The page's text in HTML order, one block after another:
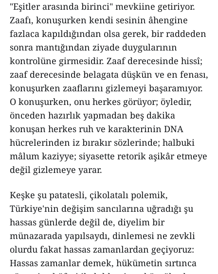
"Eşitler arasında birinci" mevkiine getiriyor.
Zaafı, konuşurken kendi sesinin âhengine
fazlaca kapıldığından olsa gerek, bir raddeden
sonra mantığından ziyade duygularının
kontrolüne girmesidir. Zaaf derecesinde hissî;
zaaf derecesinde belagata düşkün ve en fenası,
konuşurken zaaflarını gizlemeyi başaramıyor.
O konuşurken, onu herkes görüyor; öyledir,
önceden hazırlık yapmadan beş dakika
konuşan herkes ruh ve karakterinin DNA
hücrelerinden iz bırakır sözlerinde; halbuki
mâlum kaziyye; siyasette retorik aşikâr etmeye
değil gizlemeye yarar.
Keşke şu patatesli, çikolatalı polemik,
Türkiye'nin değişim sancılarına uğradığı şu
hassas günlerde değil de, diyelim bir
münazarada yapılsaydı, dinlemesi ne zevkli
olurdu fakat hassas zamanlardan geçiyoruz:
Hassas zamanlar demek, hükümetin sırtınca